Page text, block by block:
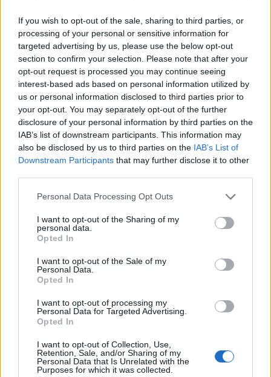
If you wish to opt-out of the sale, sharing to third parties, or
processing of your personal or sensitive information for
targeted advertising by us, please use the below opt-out
section to confirm your selection. Please note that after your
opt-out request is processed you may continue seeing
interest-based ads based on personal information utilized by
us or personal information disclosed to third parties prior to
your opt-out. You may separately opt-out of the further
disclosure of your personal information by third parties on the
IAB’s list of downstream participants. This information may
also be disclosed by us to third parties on the IAB’s List of
Downstream Participants that may further disclose it to other
Please note that this website/app uses one or more Google
not limited to your visit or usage behaviour. You may click to
grant or deny consent to Google and its third-party tags to
use your data for below specified purposes in below Google
consent section.
Personal Data Processing Opt Outs
I want to opt-out of the Sharing of my
personal data.
Opted In
I want to opt-out of the Sale of my
Personal Data.
Opted In
I want to opt-out of processing my
Personal Data for Targeted Advertising.
Opted In
I want to opt-out of Collection, Use,
Retention, Sale, and/or Sharing of my
Personal Data that Is Unrelated with the
Purposes for which it was collected.
került a Dunába, vagy az újjáépítéskor tolták félre,
esetleg még a harmincas évek második felében
végzett szélesítéskor zuhant a vízbe véletlenül, azt
nem tudtuk meg, de érdekes volt élőben látni egy
olyan megoldást, amivel addig csak rajzon
találkoztam.
A történet vége az lett, hogy Tibi megnézette a sínt a
Városi Tömegközlekedési Múzeumakkori
igazgatójával, ami nyomán a BKV kiemelt egy
darabot abból (az egészet nem tudták, túl mélyen
beleágyazódott a mederbe a másik vége). A
leletmentést koordináló Közlekedési Múzeum ezen
régóta tudtak az itt heverő értékekről, csak az
alacsony vízállás és segítő partnerek együttállására
vártak.
fogadok! Mivel se vasútépítő, se hidász nem vagyok,
nyilván pongyolán fogalmaztam helyenként, de
Források:A budapesti közúti vasút 100 éve (Közdok,
Dr. Gáll Imre: A budapest Duna-hidak (Hídépítő Rt,
http://www.bibl.u-szeged.hu/ha/margithid/